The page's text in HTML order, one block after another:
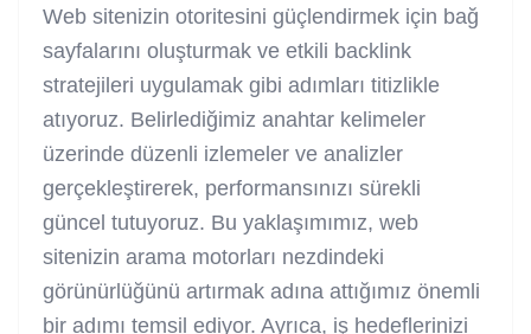
Web sitenizin otoritesini güçlendirmek için bağ
sayfalarını oluşturmak ve etkili backlink
stratejileri uygulamak gibi adımları titizlikle
atıyoruz. Belirlediğimiz anahtar kelimeler
üzerinde düzenli izlemeler ve analizler
gerçekleştirerek, performansınızı sürekli
güncel tutuyoruz. Bu yaklaşımımız, web
sitenizin arama motorları nezdindeki
görünürlüğünü artırmak adına attığımız önemli
bir adımı temsil ediyor. Ayrıca, iş hedeflerinizi